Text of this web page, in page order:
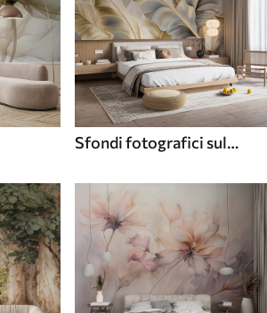
Sfondi fotografici sul